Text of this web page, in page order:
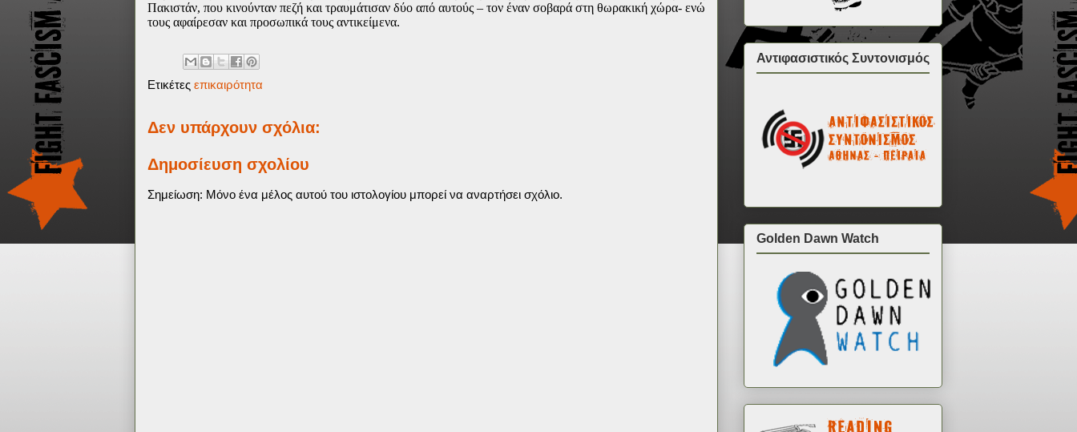
Πακιστάν, που κινούνταν πεζή και τραυμάτισαν δύο από αυτούς – τον έναν σοβαρά στη θωρακική χώρα- ενώ
τους αφαίρεσαν και προσωπικά τους αντικείμενα.
Ετικέτες επικαιρότητα
Δεν υπάρχουν σχόλια:
Δημοσίευση σχολίου
Σημείωση: Μόνο ένα μέλος αυτού του ιστολογίου μπορεί να αναρτήσει σχόλιο.
Αντιφασιστικός Συντονισμός
Golden Dawn Watch